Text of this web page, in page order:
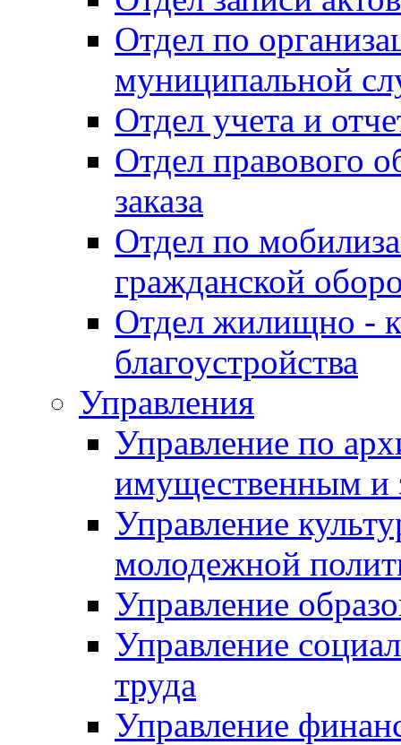
Отдел по
муниципальной
Отдел учета и
Отдел правового
заказа
Отдел по
гражданской
Отдел жилищно -
благоустройства
Управления
Управление по
имущественным и
Управление
молодежной
Управление
Управление
труда
Управление